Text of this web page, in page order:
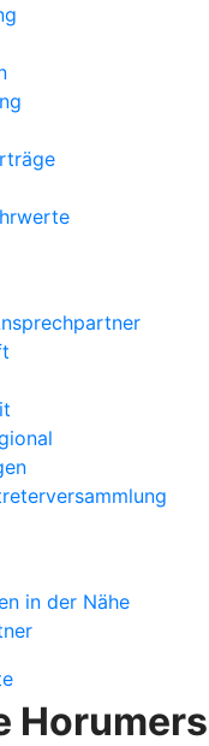
in der Nähe